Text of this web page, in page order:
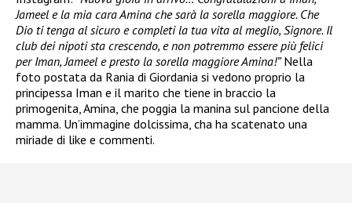
Jameel e la mia cara Amina che sarà la sorella maggiore. Che
Dio ti tenga al sicuro e completi la tua vita al meglio, Signore. Il
club dei nipoti sta crescendo, e non potremmo essere più felici
per Iman, Jameel e presto la sorella maggiore Amina!”Nella
foto postata da Rania di Giordania si vedono proprio la
principessa Iman e il marito che tiene in braccio la
primogenita, Amina, che poggia la manina sul pancione della
mamma. Un’immagine dolcissima, cha ha scatenato una
miriade di like e commenti.